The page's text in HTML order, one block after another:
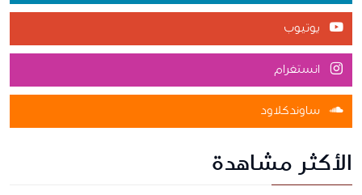
يوتيوب
انستغرام
ساوندكلاود
الأكثر مشاهدة